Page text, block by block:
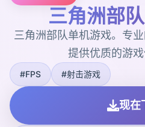
三角洲部
三角洲部队单机游戏。专
提供优质的游戏
#FPS #射击游戏
现在